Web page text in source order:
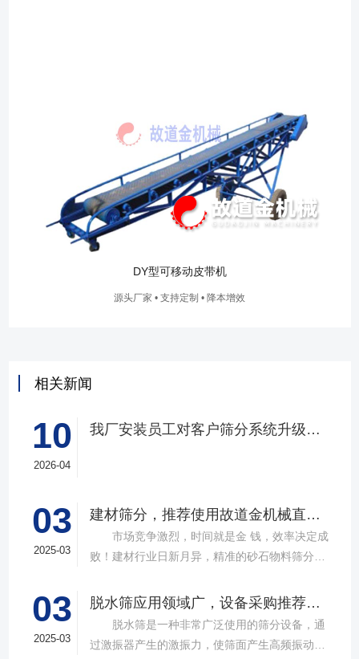
DY型可移动皮带机
源头厂家 • 支持定制 • 降本增效
相关新闻
10
2026-04
我厂安装员工对客户筛分系统升级改造完工，客户很满意，我们也很高兴！
03
2025-03
建材筛分，推荐使用故道金机械直线筛
市场竞争激烈，时间就是金 钱，效率决定成
败！建材行业日新月异，精准的砂石物料筛分工
故道金机械，深耕振动筛分领域三十载，推出多
款高质量直线筛设备，以稳定的筛分质量，强大
的处理能力，提供建材砂石物料筛分解决方
03
2025-03
脱水筛应用领域广，设备采购推荐选择实力厂家
脱水筛是一种非常广泛使用的筛分设备，通
过激振器产生的激振力，使筛面产生高频振动，